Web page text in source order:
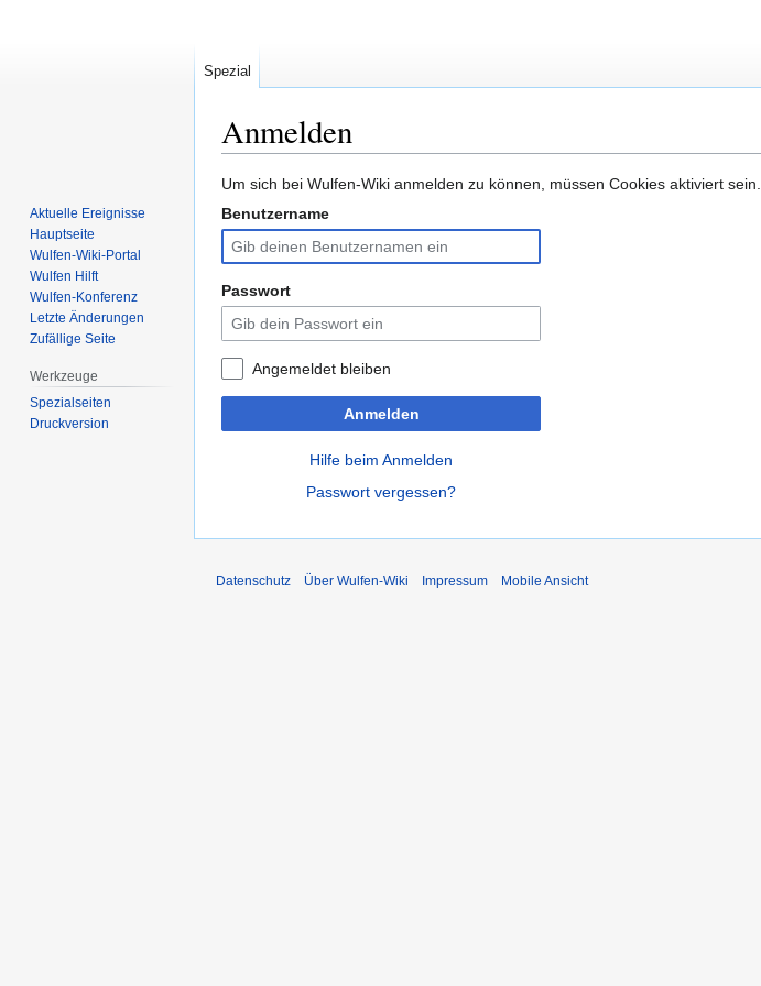
Anmelden
Zur
Navigation
springen
Zur
Suche
springen
Um sich bei Wulfen-Wiki anmelden zu können, müssen Cookies aktiviert sein.
Benutzername
Passwort
Angemeldet bleiben
Anmelden
Hilfe beim Anmelden
Passwort vergessen?
Spezial
Aktuelle Ereignisse
Hauptseite
Wulfen-Wiki-Portal
Wulfen Hilft
Wulfen-Konferenz
Letzte Änderungen
Zufällige Seite
Werkzeuge
Spezialseiten
Druckversion
Datenschutz Über Wulfen-Wiki Impressum Mobile Ansicht